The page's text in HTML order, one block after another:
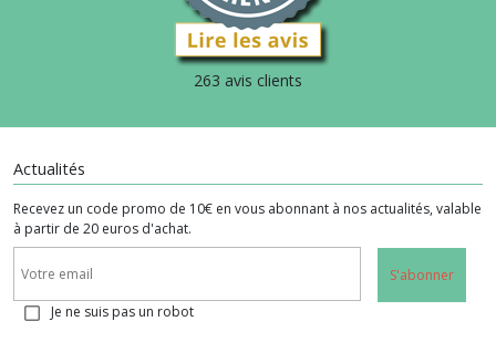
263 avis clients
Actualités
Recevez un code promo de 10€ en vous abonnant à nos actualités, valable
à partir de 20 euros d'achat.
S'abonner
Je ne suis pas un robot